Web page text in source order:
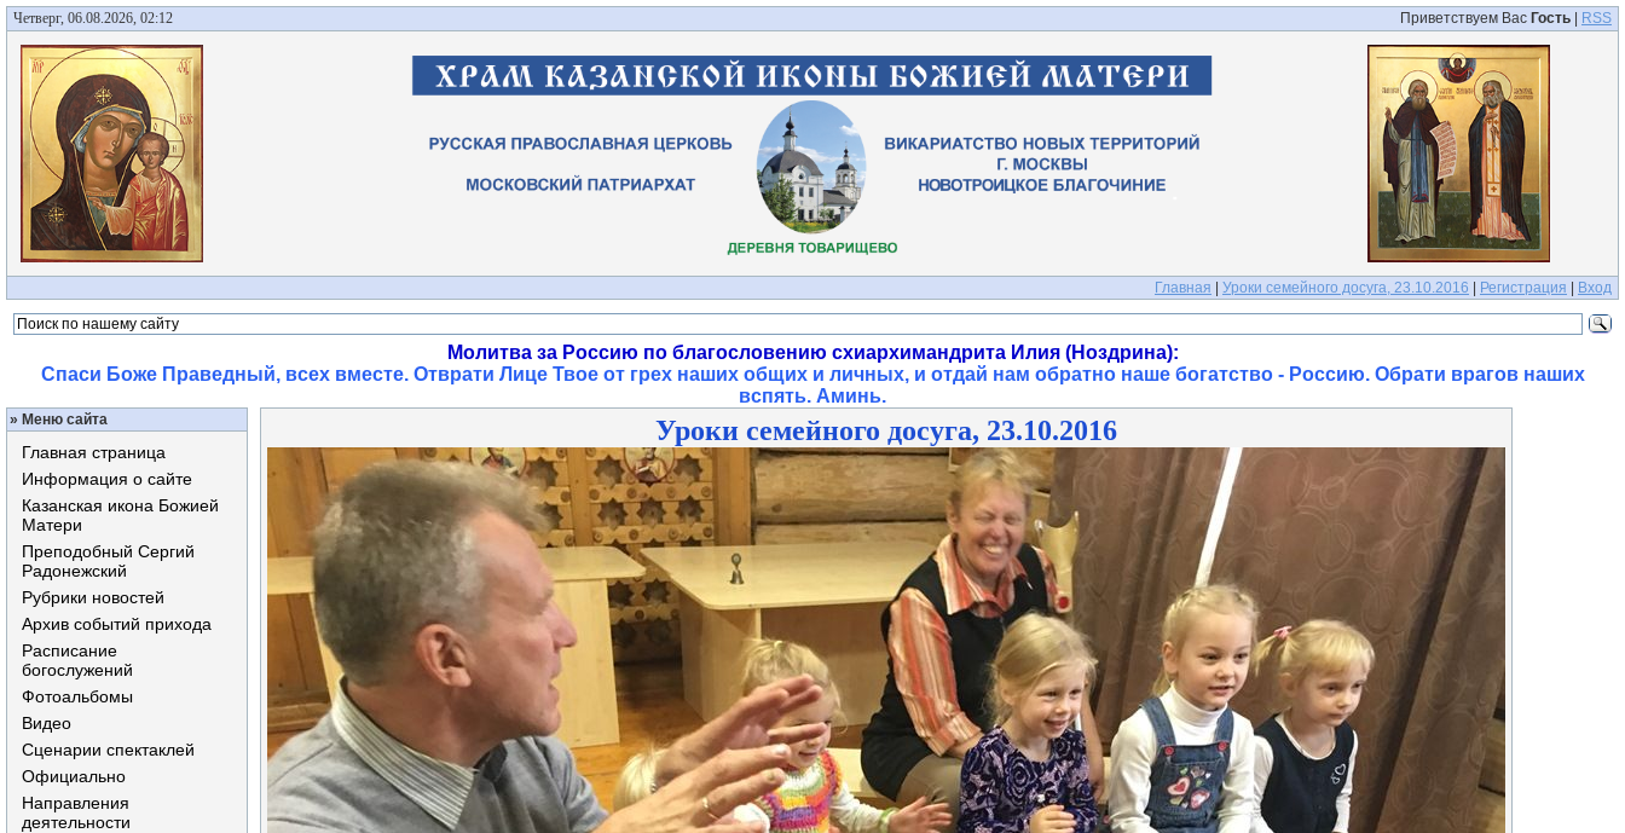
Четверг, 06.08.2026, 02:12 Приветствуем Вас Гость RSS
Главная Уроки семейного досуга, 23.10.2016 Регистрация Вход
Молитва за Россию по благословению схиархимандрита Илия (Ноздрина):
Спаси Боже Праведный, всех вместе. Отврати Лице Твое от грех наших общих и личных, и отдай нам обратно наше богатство - Россию. Обрати врагов наших
вспять. Аминь.
» Меню сайта
Главная страница
Информация о сайте
Казанская икона Божией
Матери
Преподобный Сергий
Радонежский
Рубрики новостей
Архив событий прихода
Расписание
богослужений
Фотоальбомы
Видео
Сценарии спектаклей
Официально
Направления
деятельности
Уроки семейного досуга, 23.10.2016